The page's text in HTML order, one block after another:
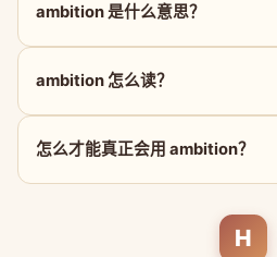
ambition 是什么意思？
ambition 怎么读？
怎么才能真正会用 ambition？
H